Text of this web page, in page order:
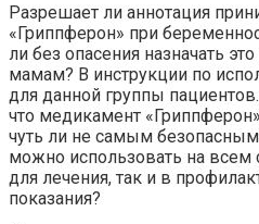
Разрешает ли аннотация
«Гриппферон» при
ли без опасения назначать
мамам? В инструкции по
для данной группы
что медикамент
чуть ли не самым
можно использовать на всем
для лечения, так и в
показания?